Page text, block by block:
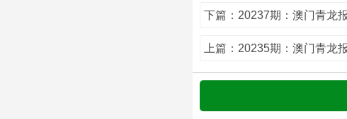
下篇：20237期：澳门青龙
上篇：20235期：澳门青龙